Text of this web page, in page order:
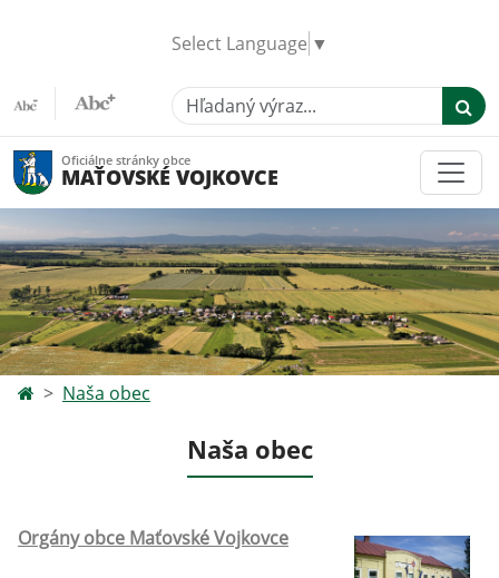
Select Language ▼
Hľadaný výraz...
Oficiálne stránky obce
MAŤOVSKÉ VOJKOVCE
Naša obec
Naša obec
Orgány obce Maťovské Vojkovce